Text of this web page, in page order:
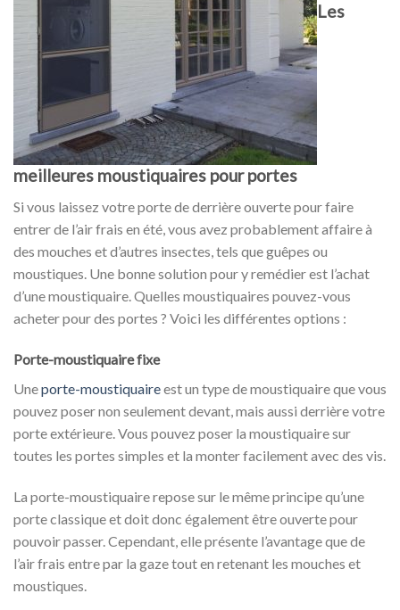
Les
meilleures moustiquaires pour portes
Si vous laissez votre porte de derrière ouverte pour faire
entrer de l’air frais en été, vous avez probablement affaire à
des mouches et d’autres insectes, tels que guêpes ou
moustiques. Une bonne solution pour y remédier est l’achat
d’une moustiquaire. Quelles moustiquaires pouvez-vous
acheter pour des portes ? Voici les différentes options :
Porte-moustiquaire fixe
Uneporte-moustiquaireest un type de moustiquaire que vous
pouvez poser non seulement devant, mais aussi derrière votre
porte extérieure. Vous pouvez poser la moustiquaire sur
toutes les portes simples et la monter facilement avec des vis.
La porte-moustiquaire repose sur le même principe qu’une
porte classique et doit donc également être ouverte pour
pouvoir passer. Cependant, elle présente l’avantage que de
l’air frais entre par la gaze tout en retenant les mouches et
moustiques.